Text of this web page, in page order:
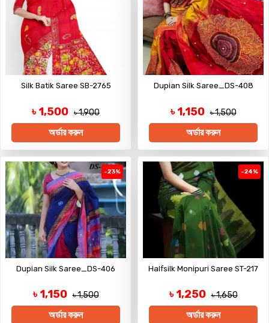
Silk Batik Saree SB-2765
৳ 1,500 ৳ 1,900
অর্ডার করুন
Dupian Silk Saree_DS-408
৳ 1,150 ৳ 1,500
অর্ডার করুন
-23%
Dupian Silk Saree_DS-406
৳ 1,150 ৳ 1,500
অর্ডার করুন
-24%
Halfsilk Monipuri Saree ST-217
৳ 1,250 ৳ 1,650
অর্ডার করুন